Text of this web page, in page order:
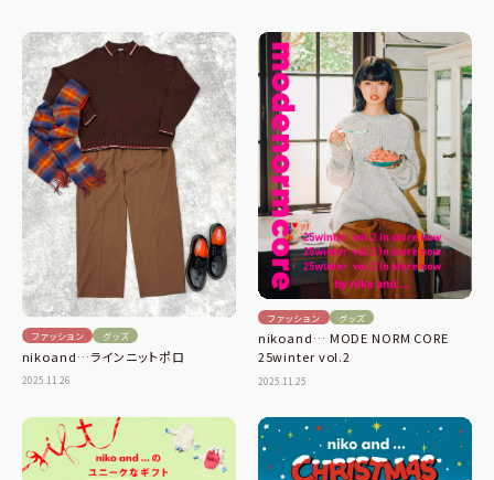
ファッション グッズ
nikoand…ラインニットポロ
2025.11.26
ファッション グッズ
nikoand… MODE NORM CORE
25winter vol.2
2025.11.25